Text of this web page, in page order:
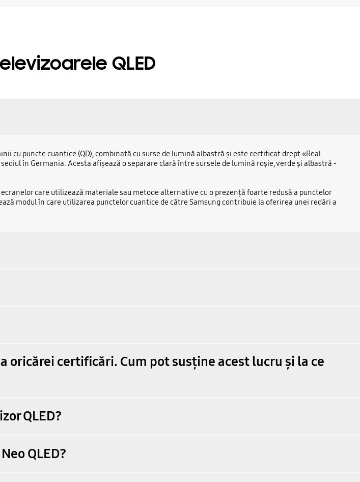
QLED
cu puncte cuantice (QD), combinată cu surse de lumină albastră și este certificat drept «Real
în Germania. Acesta afișează o separare clară între sursele de lumină roșie, verde și albastră -
care utilizează materiale sau metode alternative cu o prezență foarte redusă a punctelor
modul în care utilizarea punctelor cuantice de către Samsung contribuie la oferirea unei redări a
oricărei certificări. Cum pot susține acest lucru și la ce
QLED?
QLED?